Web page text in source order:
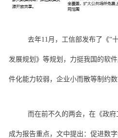
去年11月，工信部发布了《“
发展规划》等规划，力挺我国的软
件化能力较弱，企业小而散等制约数
而在前不久的两会，在《政
成为报告重点，文中提出：促进数